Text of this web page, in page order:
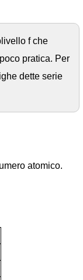
f che
pratica. Per
dette serie
atomico.